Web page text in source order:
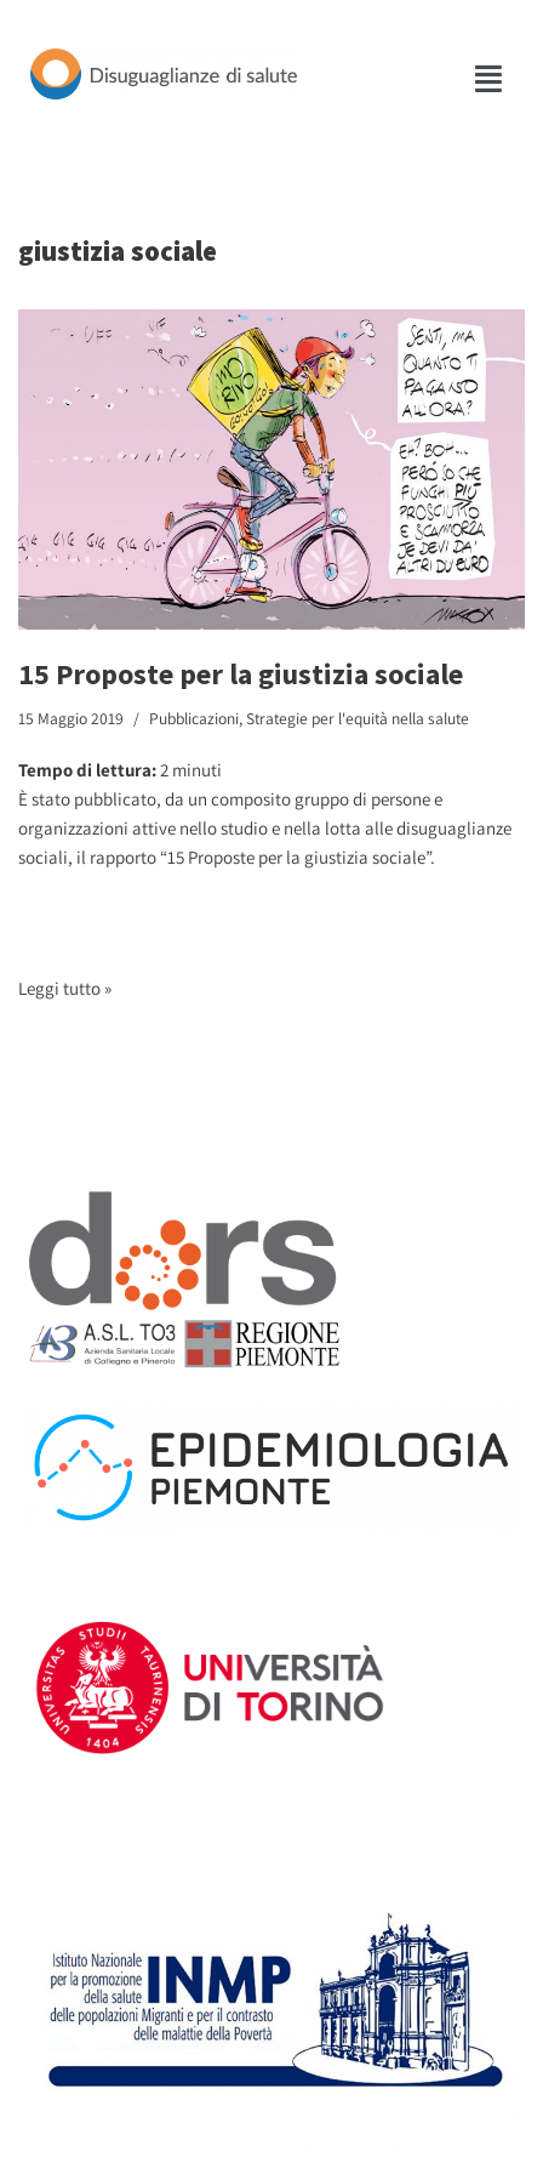
Vai
giustizia sociale
15 Proposte per la giustizia sociale
15 Maggio 2019 Pubblicazioni,Strategie per l'equità nella salute
Tempo di lettura:2 minuti
È stato pubblicato, da un composito gruppo di persone e
organizzazioni attive nello studio e nella lotta alle disuguaglianze
sociali, il rapporto “15 Proposte per la giustizia sociale”.
Leggi tutto »